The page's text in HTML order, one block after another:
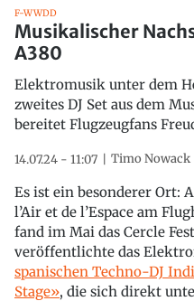
F-WWDD
Musikalischer
A380
Elektromusik unter dem
zweites DJ Set aus dem
bereitet Flugzeugfans
14.07.24 - 11:07 Timo Nowack
Es ist ein besonderer Ort:
l’Air et de l’Espace am
fand im Mai das Cercle
veröffentlichte das
spanischen Techno-DJ
Stage», die sich direkt